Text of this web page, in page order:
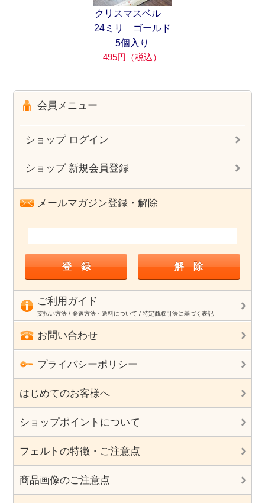
クリスマスベル
24ミリ ゴールド
5個入り
495円（税込）
会員メニュー
ショップ ログイン
ショップ 新規会員登録
メールマガジン登録・解除
ご利用ガイド
支払い方法 / 発送方法・送料について / 特定商取引法に基づく表記
お問い合わせ
プライバシーポリシー
はじめてのお客様へ
ショップポイントについて
フェルトの特徴・ご注意点
商品画像のご注意点